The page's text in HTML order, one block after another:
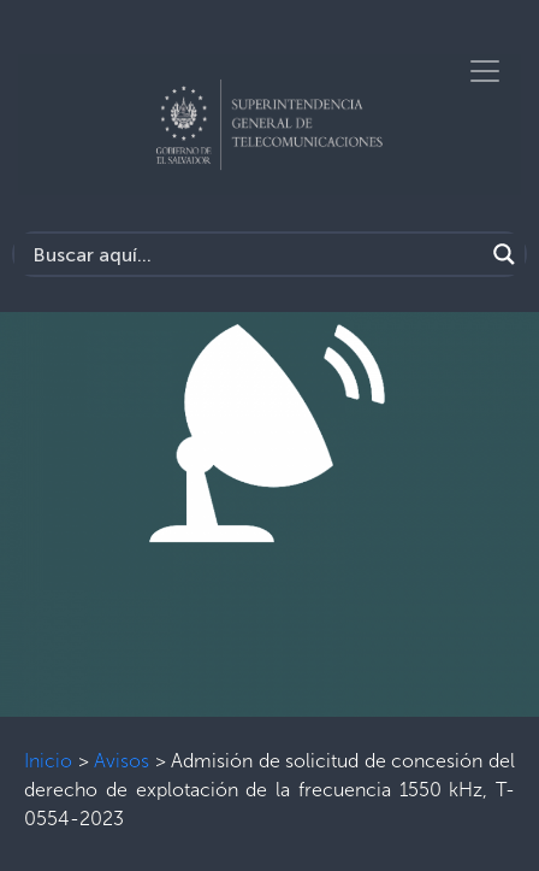
Inicio >Avisos >Admisión de solicitud de concesión del
derecho de explotación de la frecuencia 1550 kHz, T-
0554-2023